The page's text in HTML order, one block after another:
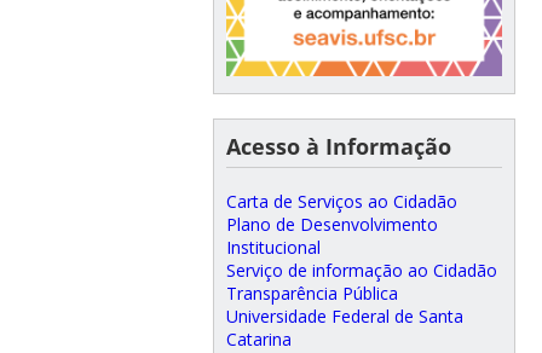
Acesso à Informação
Carta de Serviços ao Cidadão
Plano de Desenvolvimento
Institucional
Serviço de informação ao Cidadão
Transparência Pública
Universidade Federal de Santa
Catarina